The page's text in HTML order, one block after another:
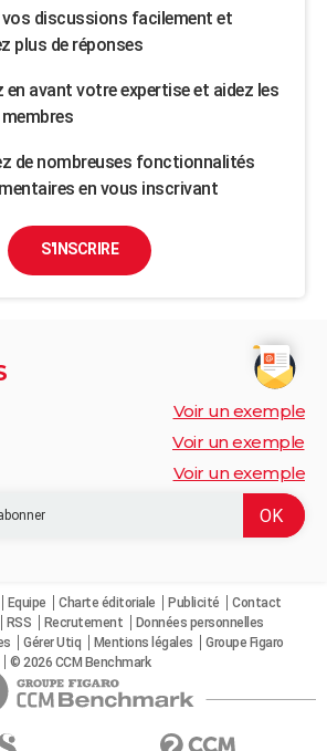
vos discussions facilement et
plus de réponses
en avant votre expertise et aidez les
de nombreuses fonctionnalités
en vous inscrivant
S'INSCRIRE
Voir un exemple
Voir un exemple
Voir un exemple
Equipe Charte éditoriale Publicité
Contact
RSS Recrutement
Données personnelles
Gérer Utiq Mentions légales
Groupe Figaro
© 2026 CCM Benchmark